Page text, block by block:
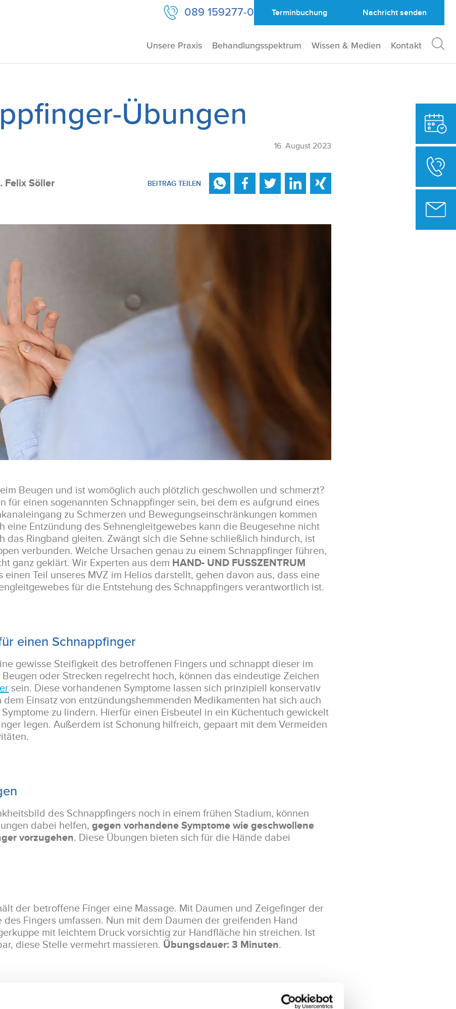
Unsere Praxis Behandlungsspektrum Wissen & Medien Kontakt
Übungen
16. August 2023
Felix Söller BEITRAG TEILEN
Beugen und ist womöglich auch plötzlich geschwollen und schmerzt?
für einen sogenannten Schnappfinger sein, bei dem es aufgrund eines
zu Schmerzen und Bewegungseinschränkungen kommen
eine Entzündung des Sehnengleitgewebes kann die Beugesehne nicht
das Ringband gleiten. Zwängt sich die Sehne schließlich hindurch, ist
verbunden. Welche Ursachen genau zu einem Schnappfinger führen,
ganz geklärt. Wir Experten aus dem HAND- UND FUSSZENTRUM
einen Teil unseres MVZ im Helios darstellt, gehen davon aus, dass eine
für die Entstehung des Schnappfingers verantwortlich ist.
einen Schnappfinger
gewisse Steifigkeit des betroffenen Fingers und schnappt dieser im
oder Strecken regelrecht hoch, können das eindeutige Zeichen
sein. Diese vorhandenen Symptome lassen sich prinzipiell konservativ
Einsatz von entzündungshemmenden Medikamenten hat sich auch
zu lindern. Hierfür einen Eisbeutel in ein Küchentuch gewickelt
legen. Außerdem ist Schonung hilfreich, gepaart mit dem Vermeiden
des Schnappfingers noch in einem frühen Stadium, können
dabei helfen, gegen vorhandene Symptome wie geschwollene
vorzugehen. Diese Übungen bieten sich für die Hände dabei
der betroffene Finger eine Massage. Mit Daumen und Zeigefinger der
Fingers umfassen. Nun mit dem Daumen der greifenden Hand
mit leichtem Druck vorsichtig zur Handfläche hin streichen. Ist
diese Stelle vermehrt massieren. Übungsdauer: 3 Minuten.
089 159277-0 Terminbuchung Nachricht senden